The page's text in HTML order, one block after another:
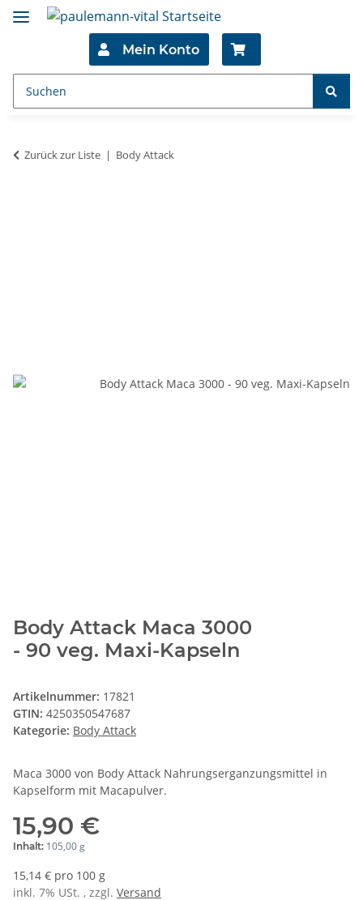
Mein Konto
Zurück zur Liste Body Attack
Body Attack Maca 3000
- 90 veg. Maxi-Kapseln
Artikelnummer: 17821
GTIN: 4250350547687
Kategorie: Body Attack
Maca 3000 von Body Attack Nahrungserganzungsmittel in
Kapselform mit Macapulver.
15,90 €
Inhalt: 105,00 g
15,14 € pro 100 g
inkl. 7% USt. , zzgl. Versand